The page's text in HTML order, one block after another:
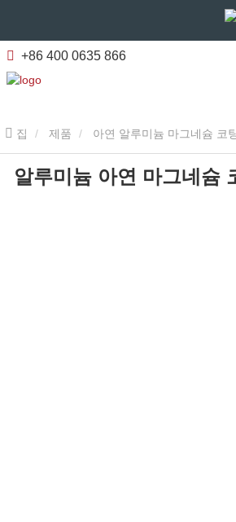
+86 400 0635 866
집 제품 아연 알루미늄 마그네슘 코
마그네슘 코팅 시트
알루미늄 아연 마그네슘